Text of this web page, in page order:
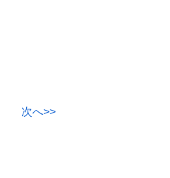
次へ>>